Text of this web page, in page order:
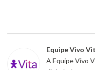
Equipe Vivo
A Equipe Vivo